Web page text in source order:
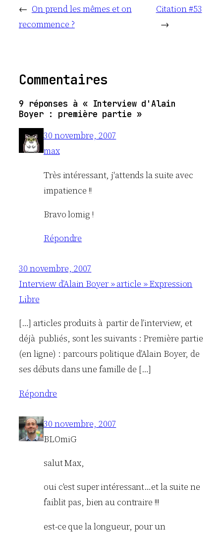
← On prend les mêmes et on
recommence ?
Citation #53
→
Commentaires
9 réponses à « Interview d'Alain
Boyer : première partie »
30 novembre, 2007
max
Très intéressant, j'attends la suite avec
impatience !!
Bravo lomig !
Répondre
30 novembre, 2007
Interview d’Alain Boyer » article » Expression
Libre
[…] articles produits à partir de l’interview, et
déjà publiés, sont les suivants : Première partie
(en ligne) : parcours politique d’Alain Boyer, de
ses débuts dans une famille de […]
Répondre
30 novembre, 2007
BLOmiG
salut Max,
oui c'est super intéressant…et la suite ne
faiblit pas, bien au contraire !!!
est-ce que la longueur, pour un